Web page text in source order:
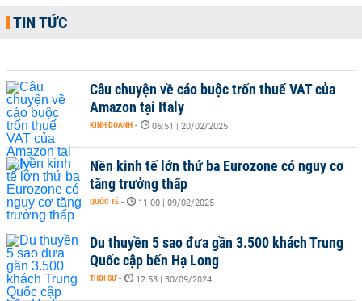
TIN TỨC
Câu chuyện về cáo buộc trốn thuế VAT của
Amazon tại Italy
KINH DOANH - 06:51 | 20/02/2025
Nền kinh tế lớn thứ ba Eurozone có nguy cơ
tăng trưởng thấp
QUỐC TẾ - 11:00 | 09/02/2025
Du thuyền 5 sao đưa gần 3.500 khách Trung
Quốc cập bến Hạ Long
THỜI SỰ - 12:58 | 30/09/2024